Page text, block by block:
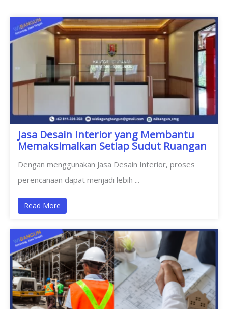
Jasa Desain Interior yang Membantu
Memaksimalkan Setiap Sudut Ruangan
Dengan menggunakan Jasa Desain Interior, proses
perencanaan dapat menjadi lebih ...
Read More